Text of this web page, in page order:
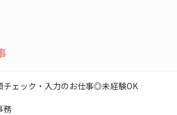
チェック・入力のお仕事◎未経験OK
務